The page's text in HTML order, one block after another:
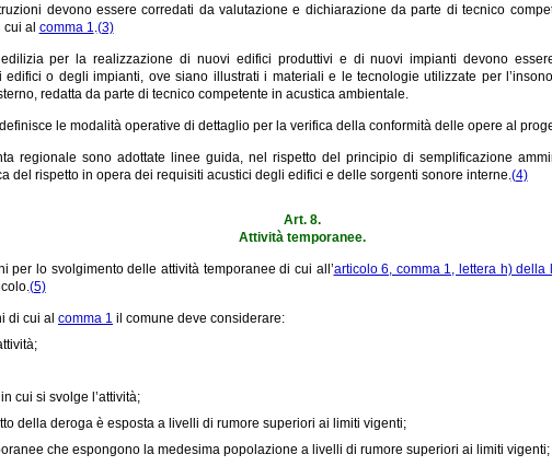
devono essere corredati da valutazione e dichiarazione da parte di tecnico
al comma 1.(3)
per la realizzazione di nuovi edifici produttivi e di nuovi impianti devono
edifici o degli impianti, ove siano illustrati i materiali e le tecnologie utilizzate per
redatta da parte di tecnico competente in acustica ambientale.
definisce le modalità operative di dettaglio per la verifica della conformità delle opere al
regionale sono adottate linee guida, nel rispetto del principio di semplificazione
del rispetto in opera dei requisiti acustici degli edifici e delle sorgenti sonore interne.(4)
Art. 8.
Attività temporanee.
per lo svolgimento delle attività temporanee di cui all’articolo 6, comma 1, lettera h) della
(5)
di cui al comma 1 il comune deve considerare:
cui si svolge l’attività;
della deroga è esposta a livelli di rumore superiori ai limiti vigenti;
che espongono la medesima popolazione a livelli di rumore superiori ai limiti vigenti;